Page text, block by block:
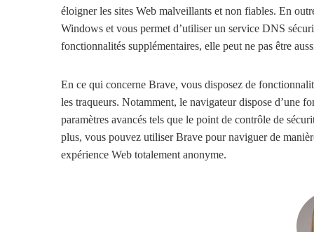
éloigner les sites Web malveillants et non fiables. En
Windows et vous permet d’utiliser un service DNS
fonctionnalités supplémentaires, elle peut ne pas être
En ce qui concerne Brave, vous disposez de
les traqueurs. Notamment, le navigateur dispose d’une
paramètres avancés tels que le point de contrôle de
plus, vous pouvez utiliser Brave pour naviguer de
expérience Web totalement anonyme.